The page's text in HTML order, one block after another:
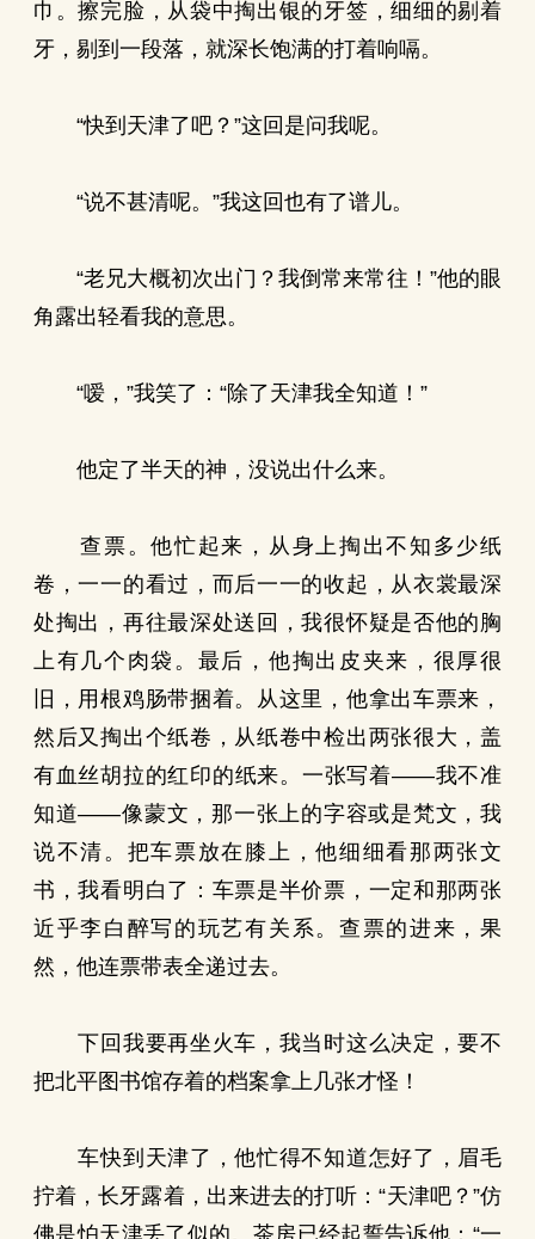
巾。擦完脸，从袋中掏出银的牙签，细细的剔着
牙，剔到一段落，就深长饱满的打着响嗝。
“快到天津了吧？”这回是问我呢。
“说不甚清呢。”我这回也有了谱儿。
“老兄大概初次出门？我倒常来常往！”他的眼
角露出轻看我的意思。
“嗳，”我笑了：“除了天津我全知道！”
他定了半天的神，没说出什么来。
查票。他忙起来，从身上掏出不知多少纸
卷，一一的看过，而后一一的收起，从衣裳最深
处掏出，再往最深处送回，我很怀疑是否他的胸
上有几个肉袋。最后，他掏出皮夹来，很厚很
旧，用根鸡肠带捆着。从这里，他拿出车票来，
然后又掏出个纸卷，从纸卷中检出两张很大，盖
有血丝胡拉的红印的纸来。一张写着——我不准
知道——像蒙文，那一张上的字容或是梵文，我
说不清。把车票放在膝上，他细细看那两张文
书，我看明白了：车票是半价票，一定和那两张
近乎李白醉写的玩艺有关系。查票的进来，果
然，他连票带表全递过去。
下回我要再坐火车，我当时这么决定，要不
把北平图书馆存着的档案拿上几张才怪！
车快到天津了，他忙得不知道怎好了，眉毛
拧着，长牙露着，出来进去的打听：“天津吧？”仿
佛是怕天津丢了似的。茶房已经起誓告诉他：“一